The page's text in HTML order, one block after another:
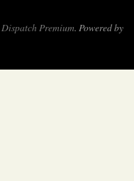
Dispatch Premium. Powered by